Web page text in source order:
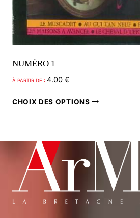
NUMÉRO 1
À PARTIR DE : 4.00 €
CHOIX DES OPTIONS
plusieurs
variations.
Les
options
peuvent